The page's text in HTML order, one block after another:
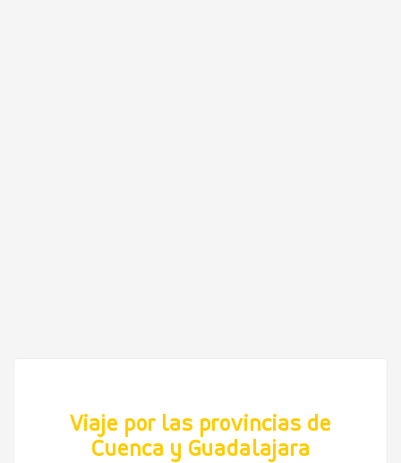
Viaje por las provincias de
Cuenca y Guadalajara